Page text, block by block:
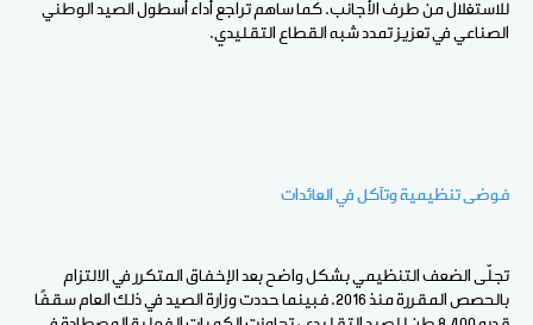
للاستغلال من طرف الأجانب. كما ساهم تراجع أداء أسطول الصيد الوطني
الصناعي في تعزيز تمدد شبه القطاع التقليدي.
فوضى تنظيمية وتآكل في العائدات
تجلّى الضعف التنظيمي بشكل واضح بعد الإخفاق المتكرر في الالتزام
بالحصص المقررة منذ 2016. فبينما حددت وزارة الصيد في ذلك العام سقفًا